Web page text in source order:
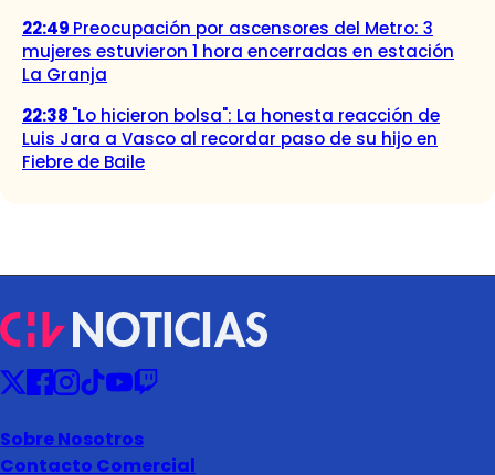
22:49 Preocupación por ascensores del Metro: 3
mujeres estuvieron 1 hora encerradas en estación
La Granja
22:38 "Lo hicieron bolsa": La honesta reacción de
Luis Jara a Vasco al recordar paso de su hijo en
Fiebre de Baile
Sobre Nosotros
Contacto Comercial